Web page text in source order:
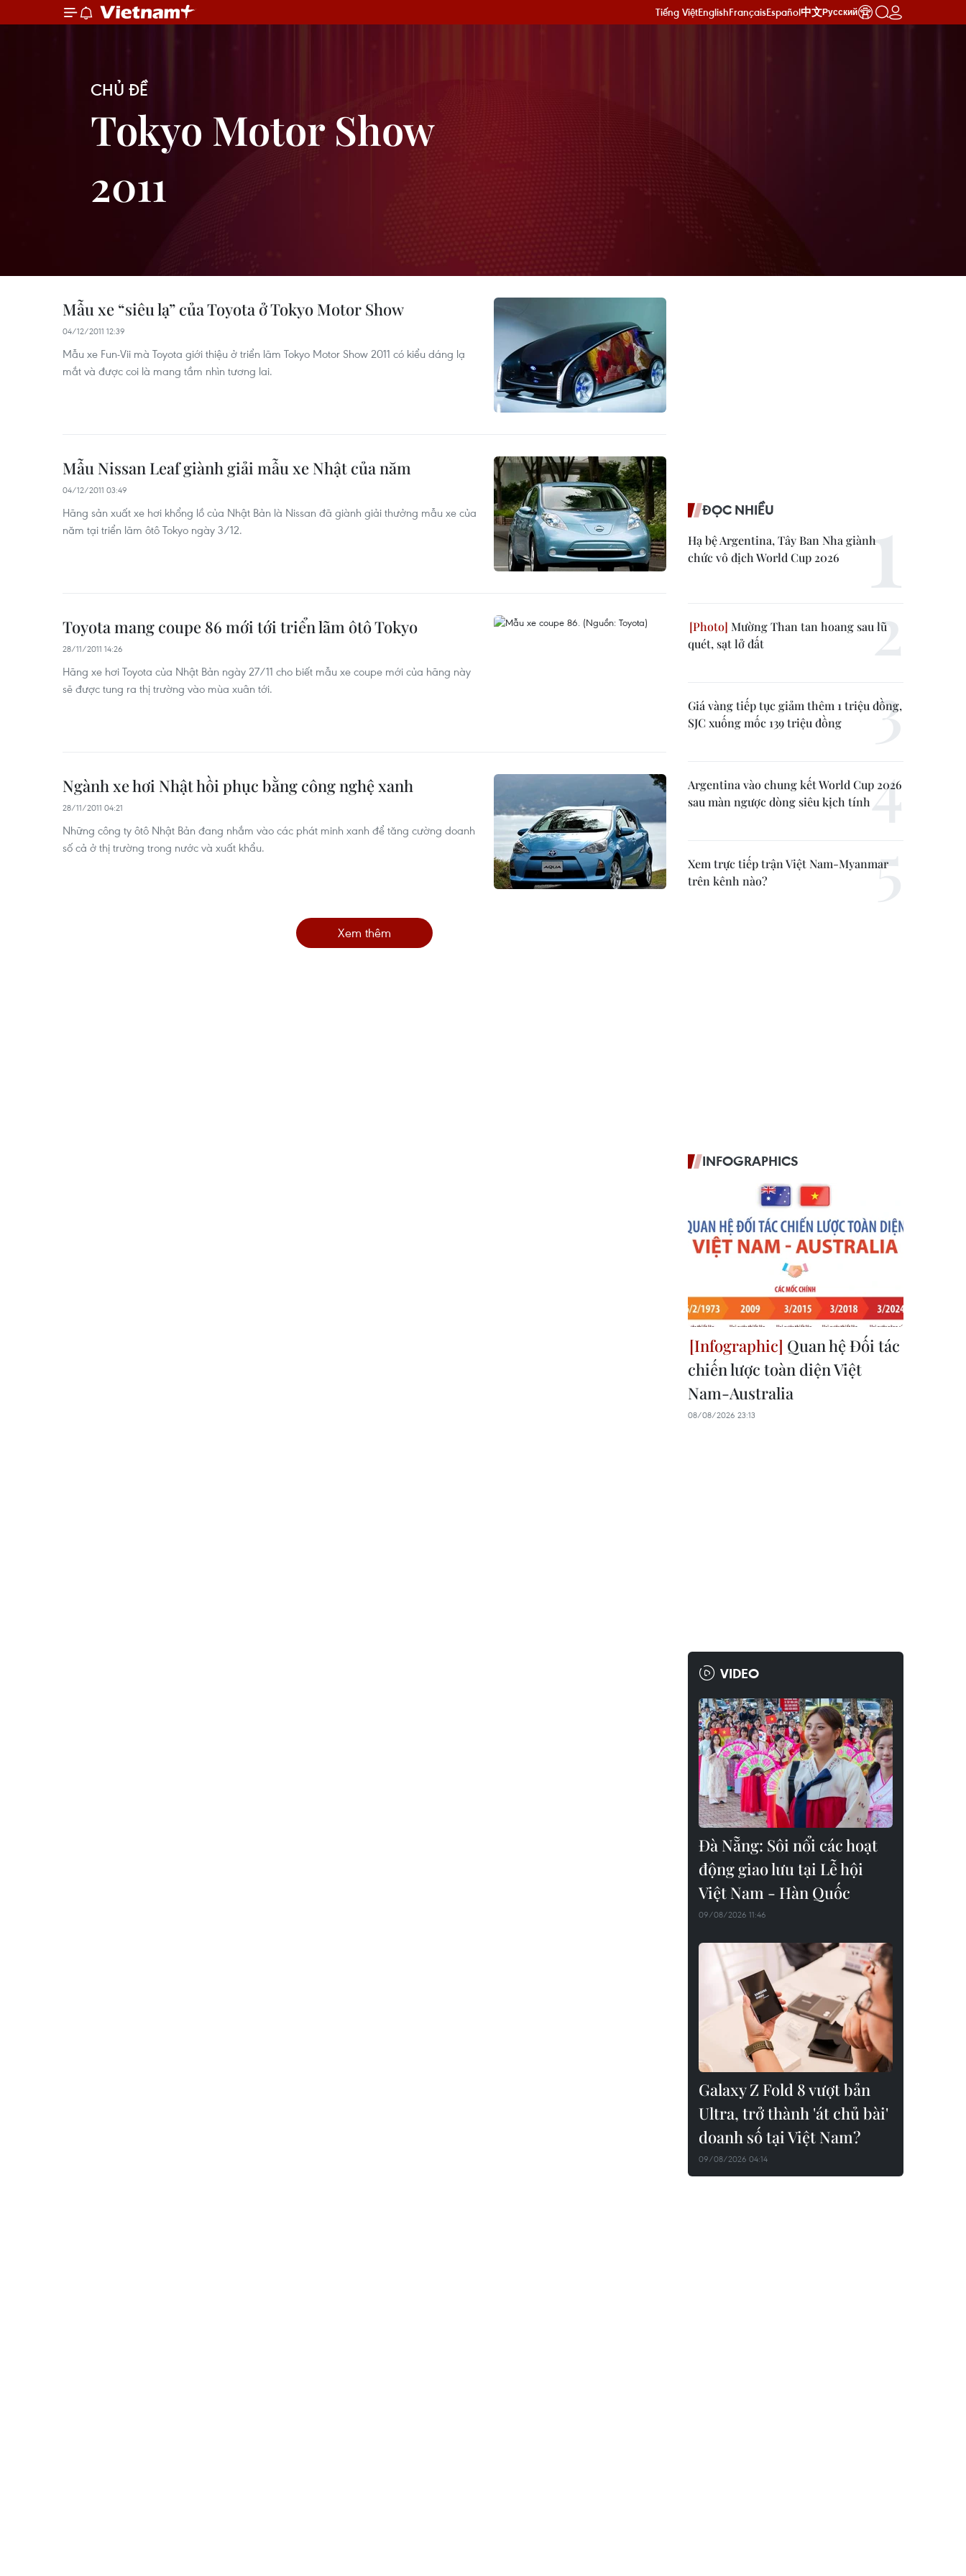
Tiếng ViệtEnglishFrançaisEspañol中文Русский
CHỦ ĐỀ
Tokyo Motor Show
2011
Mẫu xe “siêu lạ” của Toyota ở Tokyo Motor Show
04/12/2011 12:39
Mẫu xe Fun-Vii mà Toyota giới thiệu ở triển lãm Tokyo Motor Show 2011 có kiểu dáng lạ
mắt và được coi là mang tầm nhìn tương lai.
Mẫu Nissan Leaf giành giải mẫu xe Nhật của năm
04/12/2011 03:49
Hãng sản xuất xe hơi khổng lồ của Nhật Bản là Nissan đã giành giải thưởng mẫu xe của
năm tại triển lãm ôtô Tokyo ngày 3/12.
Toyota mang coupe 86 mới tới triển lãm ôtô Tokyo
28/11/2011 14:26
Hãng xe hơi Toyota của Nhật Bản ngày 27/11 cho biết mẫu xe coupe mới của hãng này
sẽ được tung ra thị trường vào mùa xuân tới.
Ngành xe hơi Nhật hồi phục bằng công nghệ xanh
28/11/2011 04:21
Những công ty ôtô Nhật Bản đang nhắm vào các phát minh xanh để tăng cường doanh
số cả ở thị trường trong nước và xuất khẩu.
Xem thêm
ĐỌC NHIỀU
Hạ bệ Argentina, Tây Ban Nha giành
chức vô địch World Cup 2026
Mường Than tan hoang sau lũ
quét, sạt lở đất
Giá vàng tiếp tục giảm thêm 1 triệu đồng,
SJC xuống mốc 139 triệu đồng
Argentina vào chung kết World Cup 2026
sau màn ngược dòng siêu kịch tính
Xem trực tiếp trận Việt Nam-Myanmar
trên kênh nào?
INFOGRAPHICS
Quan hệ Đối tác
chiến lược toàn diện Việt
Nam-Australia
08/08/2026 23:13
VIDEO
Đà Nẵng: Sôi nổi các hoạt
động giao lưu tại Lễ hội
Việt Nam - Hàn Quốc
09/08/2026 11:46
Galaxy Z Fold 8 vượt bản
Ultra, trở thành 'át chủ bài'
doanh số tại Việt Nam?
09/08/2026 04:14